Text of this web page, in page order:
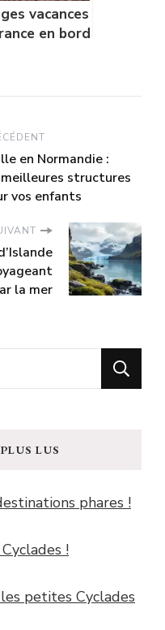
vacances
en bord
pour
en Normandie :
structures
vos enfants
la mer
LUS
phares !
!
petites Cyclades